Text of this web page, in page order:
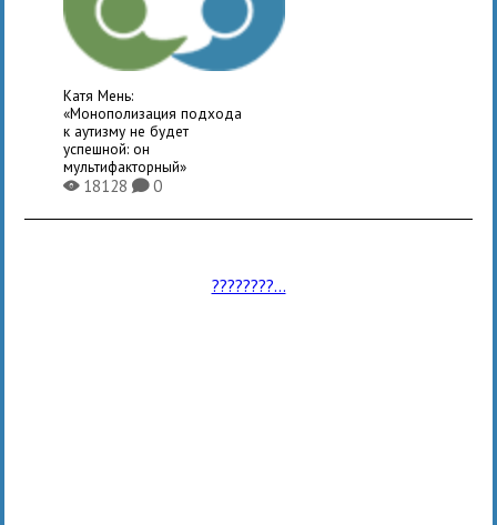
Катя Мень:
«Монополизация подхода
к аутизму не будет
успешной: он
мультифакторный»
X18128K0
????????...